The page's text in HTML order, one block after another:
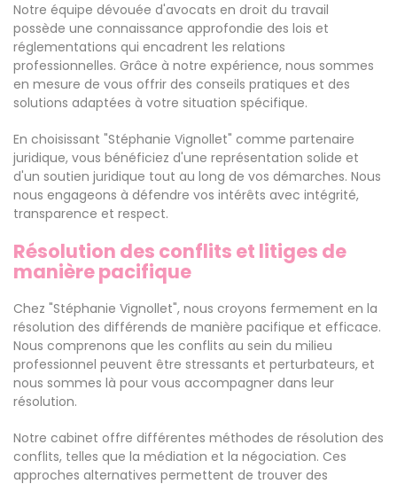
Notre équipe dévouée d'avocats en droit du travail
possède une connaissance approfondie des lois et
réglementations qui encadrent les relations
professionnelles. Grâce à notre expérience, nous sommes
en mesure de vous offrir des conseils pratiques et des
solutions adaptées à votre situation spécifique.
En choisissant "Stéphanie Vignollet" comme partenaire
juridique, vous bénéficiez d'une représentation solide et
d'un soutien juridique tout au long de vos démarches. Nous
nous engageons à défendre vos intérêts avec intégrité,
transparence et respect.
Résolution des conflits et litiges de
manière pacifique
Chez "Stéphanie Vignollet", nous croyons fermement en la
résolution des différends de manière pacifique et efficace.
Nous comprenons que les conflits au sein du milieu
professionnel peuvent être stressants et perturbateurs, et
nous sommes là pour vous accompagner dans leur
résolution.
Notre cabinet offre différentes méthodes de résolution des
conflits, telles que la médiation et la négociation. Ces
approches alternatives permettent de trouver des